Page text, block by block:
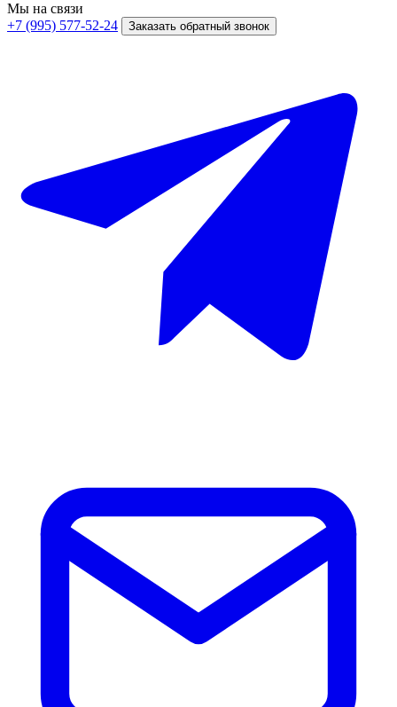
Мы на связи
+7 (995) 577-52-24
Заказать обратный звонок